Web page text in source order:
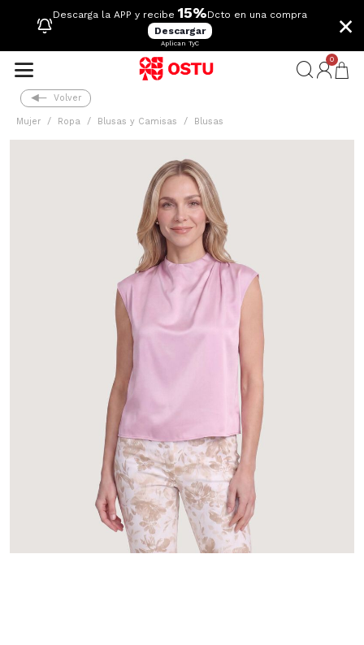
Descarga la APP y recibe 15%Dcto en una compra
Descargar
Aplican TyC
×
0
Volver
Mujer Ropa Blusas y Camisas Blusas